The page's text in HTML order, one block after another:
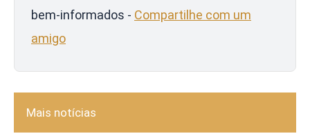
bem-informados - Compartilhe com um
amigo
Mais notícias